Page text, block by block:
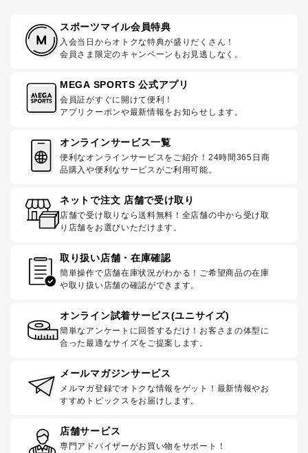
スポーツマイル会員特典
入会当日からオトクな特典が盛りだくさん！
会員さま限定のキャンペーンもお見逃しなく。
MEGA SPORTS 公式アプリ
会員証がすぐに開けて便利！
アプリクーポンや最新情報をお知らせします。
オンラインサービス一覧
便利なオンラインサービスをご紹介！24時間365日商
品購入や便利なサービスがご利用可能。
ネットで注文 店舗で受け取り
店舗で受け取りなら送料無料！全店舗の中から受け取
り店舗をお選びいただけます。
取り扱い店舗・在庫確認
簡単操作で店舗在庫状況がわかる！ご希望商品の在庫
や取り扱い店舗の確認ができます。
オンライン試着サービス(ユニサイズ)
簡単なアンケートに回答するだけ！お客さまの体型に
合った最適なサイズをご提案します。
メールマガジンサービス
メルマガ登録でオトクな情報をゲット！最新情報やお
すすめトピックスをお届けします。
店舗サービス
専門アドバイザーがお買い物をサポート！